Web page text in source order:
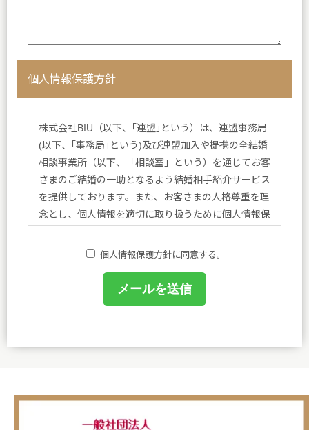
個人情報保護方針
株式会社BIU（以下、｢連盟｣という）は、連盟事務局
(以下、｢事務局｣という)及び連盟加入や提携の全結婚
相談事業所（以下、「相談室」という）を通じてお客
さまのご結婚の一助となるよう結婚相手紹介サービス
を提供しております。また、お客さまの人格尊重を理
念とし、個人情報を適切に取り扱うために個人情報保
する法令その他規範を遵守し、皆さまに安心と喜びを
(1)個人情報保護に関する規程を策定し、事務局及び
利用目的を明確にし、目的外利用を行わないための措
置を講じ、その利用目的の達成に必要な範囲で利用し
個人情報保護方針に同意する。